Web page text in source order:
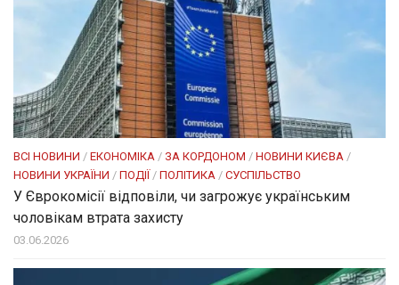
ВСІ НОВИНИ / ЕКОНОМІКА / ЗА КОРДОНОМ / НОВИНИ КИЄВА /
НОВИНИ УКРАЇНИ / ПОДІЇ / ПОЛІТИКА / СУСПІЛЬСТВО
У Єврокомісії відповіли, чи загрожує українським
чоловікам втрата захисту
03.06.2026